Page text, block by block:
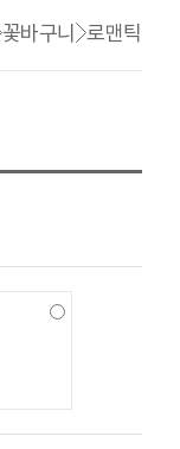
꽃바구니 로맨틱